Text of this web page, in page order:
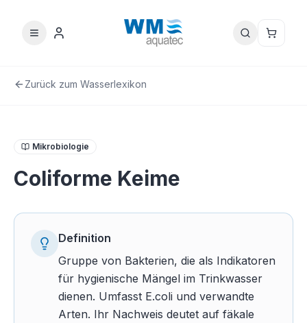
Zurück zum Wasserlexikon
Mikrobiologie
Coliforme Keime
Definition
Gruppe von Bakterien, die als Indikatoren
für hygienische Mängel im Trinkwasser
dienen. Umfasst E.coli und verwandte
Arten. Ihr Nachweis deutet auf fäkale